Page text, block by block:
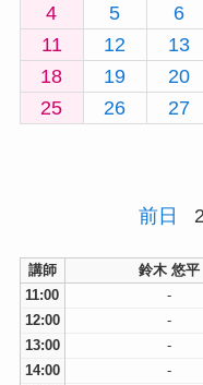
4
5 6
11
12 13
18
19 20
25
26 27
前日
講師 鈴木 悠平
11:00
-
12:00
-
13:00
-
14:00
-